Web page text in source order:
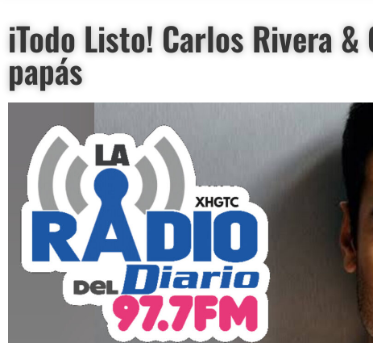
iTodo Listo! Carlos Rivera
papás